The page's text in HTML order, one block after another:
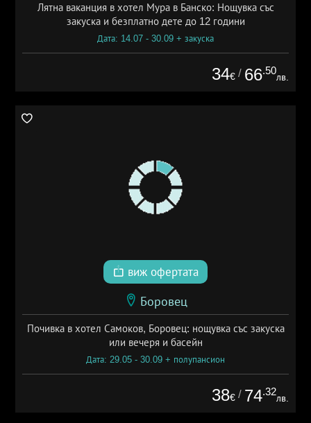
Лятна ваканция в хотел Мура в Банско: Нощувка със
закуска и безплатно дете до 12 години
Дата: 14.07 - 30.09 + закуска
34€ / 66.50
лв.
виж офертата
Боровец
Почивка в хотел Самоков, Боровец: нощувка със закуска
или вечеря и басейн
Дата: 29.05 - 30.09 + полупансион
38€ / 74.32
лв.